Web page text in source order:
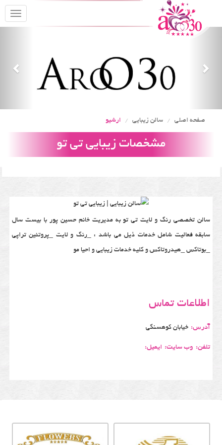
صفحه اصلی سالن زیبایی ارشیو
مشخصات زیبایی تی تو
سالن تخصصی رنگ و لایت تی تو به مدیریت خانم حسین پور با بیست سال
سابقه فعالیت شامل خدمات ذیل می باشد : _رنگ و لایت _پروتئین تراپی
_بوتاکس _هیدروتاکس و کلیه خدمات زیبایی و احیا مو
اطلاعات تماس
آدرس: خیابان کوهسنگی
تلفن: وب سایت: ایمیل: